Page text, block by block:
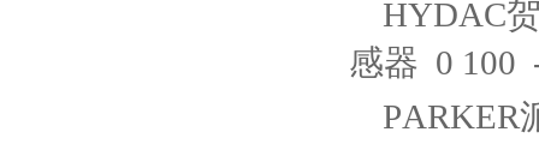
HYDAC
感器 0 100
PARKER